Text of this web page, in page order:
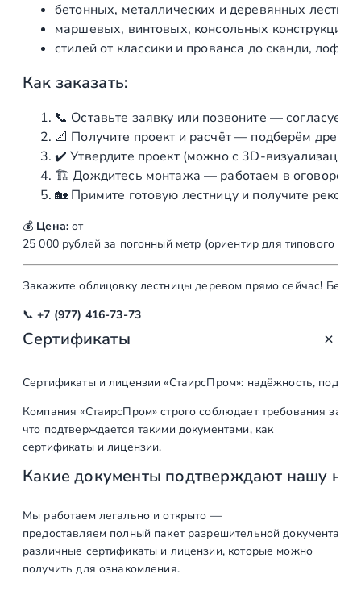
в
к
а
е
н
ц
е
р
е
в
бетонных, металлических и деревянных
маршевых, винтовых, консольных конструкций
стилей от классики и прованса досканди, лофта
Как заказать:
📞 Оставьте заявку или позвоните — согласуем
📐 Получите проект и расчёт— подберём
✔️ Утвердите проект(можнос
🏗️ Дождитесь монтажа — работаем в
🏡 Примите готовую лестницуи получите
💰 Цена: от
25 000рублей за погонный метр (ориентир для типового
Закажите облицовкулестницы деревом прямо сейчас!
📞 +7 (977) 416‑73‑73
Сертификаты
Сертификаты и лицензии «СтаирсПром»: надёжность,
Компания «СтаирсПром» строго соблюдает требования
что подтверждается такими документами, как
сертификаты и лицензии.
Какие документы подтверждают нашу
Мы работаем легально и открыто —
предоставляем полный пакет разрешительной
различные сертификаты и лицензии, которые можно
получить для ознакомления.